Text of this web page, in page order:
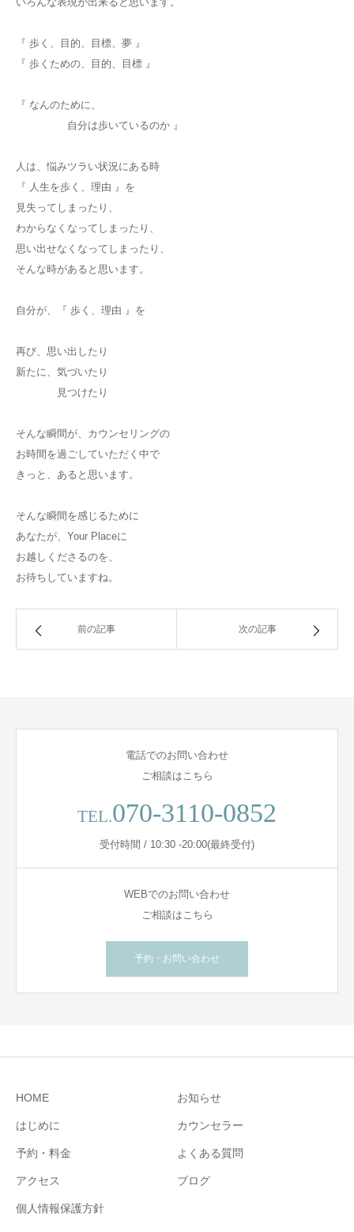
『 歩く、目的、目標、夢 』
『 歩くための、目的、目標 』
『 なんのために、
自分は歩いているのか 』
人は、悩みツラい状況にある時
『 人生を歩く、理由 』を
見失ってしまったり、
わからなくなってしまったり、
思い出せなくなってしまったり、
そんな時があると思います。
自分が、『 歩く、理由 』を
再び、思い出したり
新たに、気づいたり
見つけたり
そんな瞬間が、カウンセリングの
お時間を過ごしていただく中で
きっと、あると思います。
そんな瞬間を感じるために
あなたが、Your Placeに
お越しくださるのを、
お待ちしていますね。
前の記事 次の記事
電話でのお問い合わせ
ご相談はこちら
TEL.070-3110-0852
受付時間 / 10:30 -20:00(最終受付)
WEBでのお問い合わせ
ご相談はこちら
予約・お問い合わせ
HOME お知らせ
はじめに カウンセラー
予約・料金 よくある質問
アクセス ブログ
個人情報保護方針